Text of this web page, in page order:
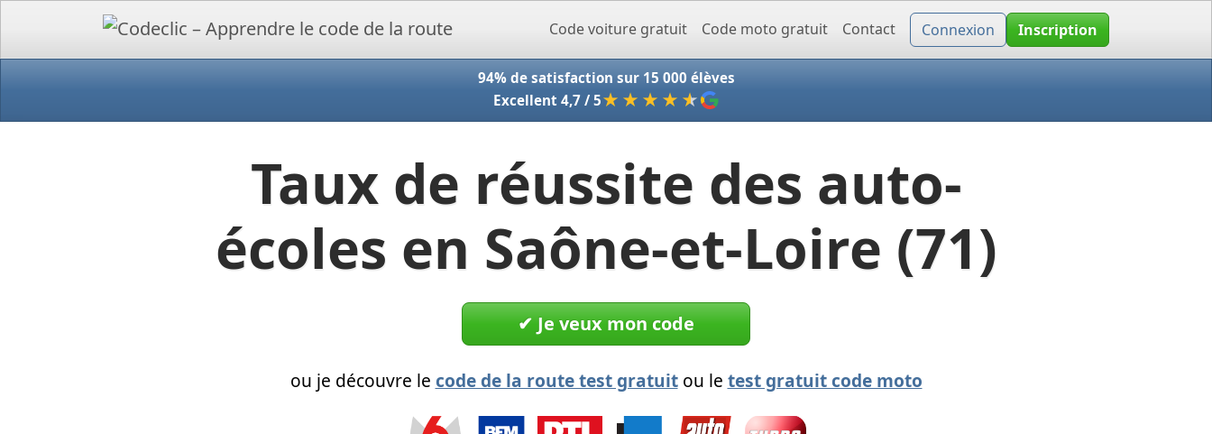
Accueil - CodeclicCode voiture gratuit Code moto gratuit Contact Connexion Inscription
94% de satisfaction sur 15 000 élèves
Excellent 4,7 / 5★★★★ ★
Taux de réussite des auto-
écoles en Saône-et-Loire (71)
✔︎ Je veux mon code
ou je découvre le code de la route test gratuitou le test gratuit code moto